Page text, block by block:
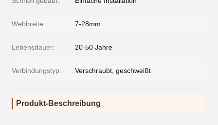
Webbreite: 7-28mm
Lebensdauer: 20-50 Jahre
Verbindungstyp: Verschraubt, geschweißt
Produkt-Beschreibung